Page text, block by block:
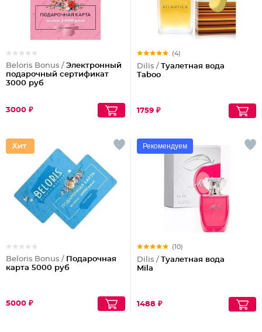
Beloris Bonus / Электронный
подарочный сертификат
3000 руб
3000 ₽
(4)
Dilis / Туалетная вода
Taboo
1759 ₽
Beloris Bonus / Подарочная
карта 5000 руб
5000 ₽
Рекомендуем
(10)
Dilis / Туалетная вода
Mila
1488 ₽